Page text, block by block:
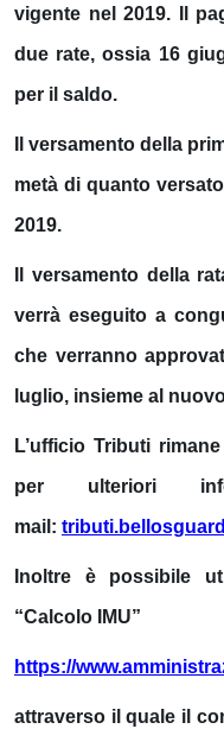
vigente nel 2019. Il
due rate, ossia 16
per il saldo.
Il versamento della
metà di quanto
2019.
Il versamento della
verrà eseguito a
che verranno
luglio, insieme al
L’ufficio Tributi
per ulteriori
mail:
Inoltre è possibile
“Calcolo IMU”
https://
attraverso il quale il